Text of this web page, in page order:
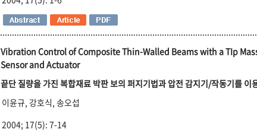
Vibration Control of Composite Thin-Walled Beams with a TIp
Sensor and Actuator
끝단 질량을 가진 복합재료 박판 보의 퍼지기법과 압전 감지기/작동기를 이
이윤규, 강호식, 송오섭
2004; 17(5): 7-14